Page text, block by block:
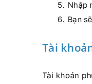
Nhập
Bạn
Tài
Tài khoản